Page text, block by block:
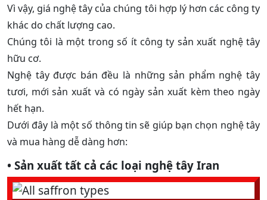
Vì vậy, giá nghệ tây của chúng tôi hợp lý hơn các công ty
khác do chất lượng cao.
Chúng tôi là một trong số ít công ty sản xuất nghệ tây
hữu cơ.
Nghệ tây được bán đều là những sản phẩm nghệ tây
tươi, mới sản xuất và có ngày sản xuất kèm theo ngày
hết hạn.
Dưới đây là một số thông tin sẽ giúp bạn chọn nghệ tây
và mua hàng dễ dàng hơn:
• Sản xuất tất cả các loại nghệ tây Iran